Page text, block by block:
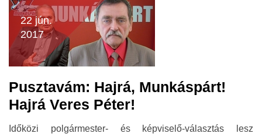
22 jún.
2017
Pusztavám: Hajrá, Munkáspárt!
Hajrá Veres Péter!
Időközi polgármester- és képviselő-választás lesz